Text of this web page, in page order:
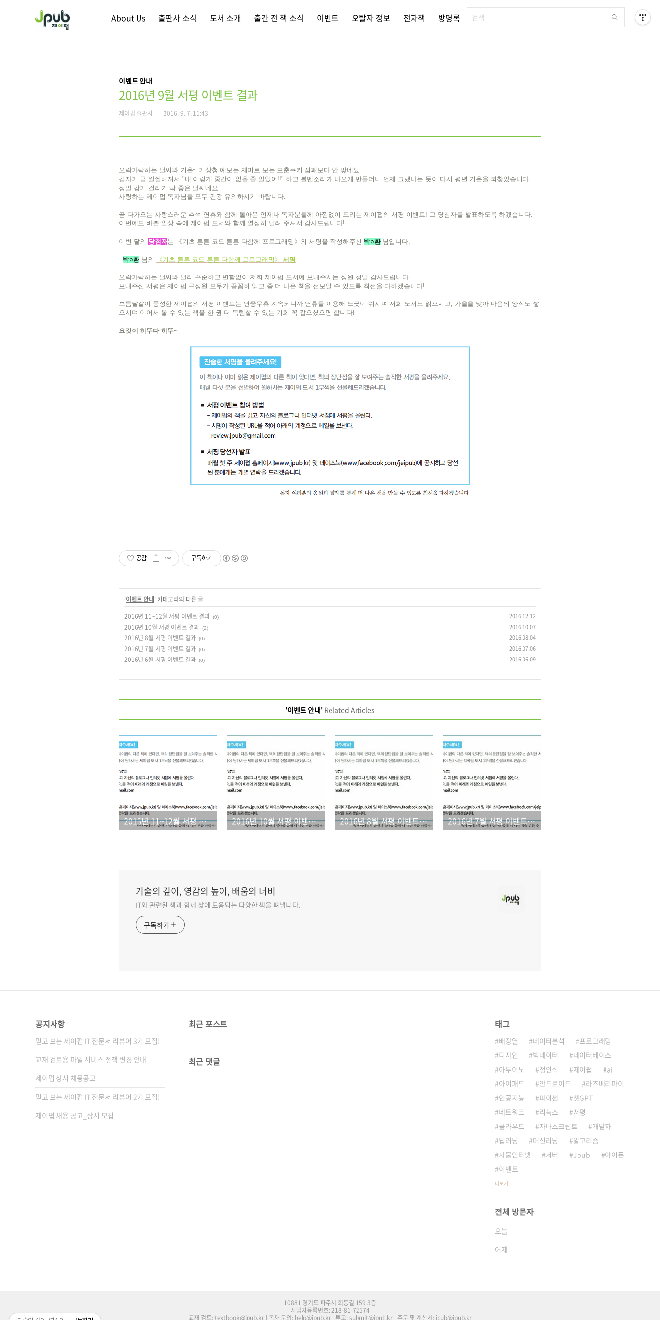
About Us 출판사 소식 도서 소개 출간 전 책 소식 이벤트 오탈자 정보 전자책 방명록
이벤트 안내
2016년 9월 서평 이벤트 결과
제이펍 출판사 2016. 9. 7. 11:43
오락가락하는 날씨와 기온~ 기상청 예보는 재미로 보는 포춘쿠키 점괘보다 안 맞네요.
갑자기 급 쌀쌀해져서 "내 이렇게 중간이 없을 줄 알았어!!" 하고 볼멘소리가 나오게 만들더니 언제 그랬냐는 듯이 다시 평년 기온을 되찾았습니다.
정말 감기 걸리기 딱 좋은 날씨네요.
사랑하는 제이펍 독자님들 모두 건강 유의하시기 바랍니다.
곧 다가오는 사랑스러운 추석 연휴와 함께 돌아온 언제나 독자분들께 아낌없이 드리는 제이펍의 서평 이벤트! 그 당첨자를 발표하도록 하겠습니다.
이번에도 바쁜 일상 속에 제이펍 도서와 함께 열심히 달려 주셔서 감사드립니다!
이번 달의 당첨자는 《기초 튼튼 코드 튼튼 다함께 프로그래밍》의 서평을 작성해주신 박○환 님입니다.
- 박○환 님의 《기초 튼튼 코드 튼튼 다함께 프로그래밍 》 서평
오락가락하는 날씨와 달리 꾸준하고 변함없이 저희 제이펍 도서에 보내주시는 성원 정말 감사드립니다.
보내주신 서평은 제이펍 구성원 모두가 꼼꼼히 읽고 좀 더 나은 책을 선보일 수 있도록 최선을 다하겠습니다!
보름달같이 풍성한 제이펍의 서평 이벤트는 연중무휴 계속되니까 연휴를 이용해 느긋이 쉬시며 저희 도서도 읽으시고, 가을을 맞아 마음의 양식도 쌓
으시며 이어서 볼 수 있는 책을 한 권 더 득템할 수 있는 기회 꼭 잡으셨으면 합니다!
요것이 히뚜다 히뚜~
공감 구독하기
'이벤트 안내' 카테고리의 다른 글
2016년 11~12월 서평 이벤트 결과 (0) 2016.12.12
2016년 10월 서평 이벤트 결과 (2) 2016.10.07
2016년 8월 서평 이벤트 결과 (0) 2016.08.04
2016년 7월 서평 이벤트 결과 (0) 2016.07.06
2016년 6월 서평 이벤트 결과 (0) 2016.06.09
'이벤트 안내' Related Articles
2016년 11~12월 서평 이벤트 결과 2016년 10월 서평 이벤트 결과 2016년 8월 서평 이벤트 결과 2016년 7월 서평 이벤트 결과
기술의 깊이, 영감의 높이, 배움의 너비
IT와 관련된 책과 함께 삶에 도움되는 다양한 책을 펴냅니다.
구독하기
공지사항
믿고 보는 제이펍 IT 전문서 리뷰어 3기 모집!
교재 검토용 파일 서비스 정책 변경 안내
제이펍 상시 채용공고
믿고 보는 제이펍 IT 전문서 리뷰어 2기 모집!
제이펍 채용 공고_상시 모집
최근 포스트
최근 댓글
태그
배장열 데이터분석
프로그래밍
디자인
빅데이터
데이터베이스
아두이노
정인식 제이펍
ai
아이패드
안드로이드
라즈베리파이
인공지능
파이썬
챗GPT
네트워크
리눅스
서평
클라우드
자바스크립트
개발자
딥러닝
머신러닝
알고리즘
사물인터넷
서버 Jpub
아이폰
이벤트
더보기
전체 방문자
오늘
어제
10881 경기도 파주시 회동길 159 3층
사업자등록번호: 218-81-72574
교재 검토: textbook@jpub.kr | 독자 문의: help@jpub.kr | 투고: submit@jpub.kr | 주문 및 계산서: jpub@jpub.kr